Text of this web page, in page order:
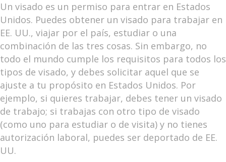
Un visado es un permiso para entrar en Estados
Unidos. Puedes obtener un visado para trabajar en
EE. UU., viajar por el país, estudiar o una
combinación de las tres cosas. Sin embargo, no
todo el mundo cumple los requisitos para todos los
tipos de visado, y debes solicitar aquel que se
ajuste a tu propósito en Estados Unidos. Por
ejemplo, si quieres trabajar, debes tener un visado
de trabajo; si trabajas con otro tipo de visado
(como uno para estudiar o de visita) y no tienes
autorización laboral, puedes ser deportado de EE.
UU.